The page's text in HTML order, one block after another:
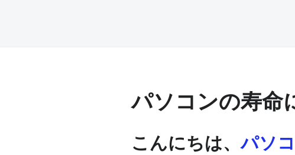
パソコンの寿
こんにちは、パソ